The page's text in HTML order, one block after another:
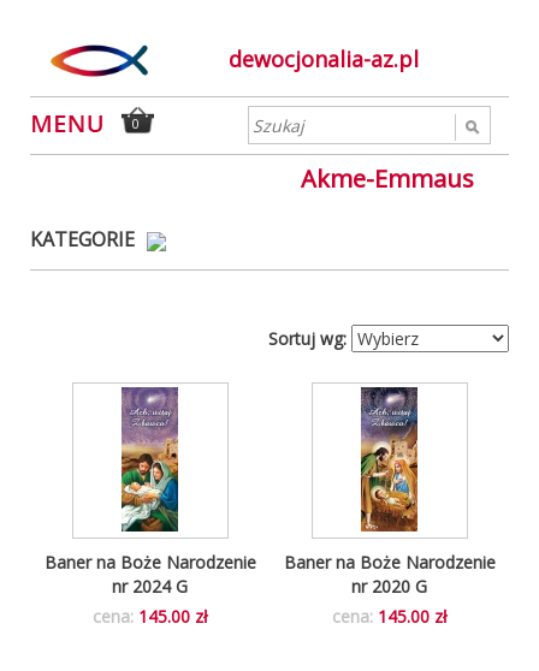
dewocjonalia-az.pl
0
Akme-Emmaus
KATEGORIE
Sortuj wg:
Baner na Boże Narodzenie
nr 2020 G
cena: 145.00 zł
Baner na Boże Narodzenie
nr 2024 G
cena: 145.00 zł